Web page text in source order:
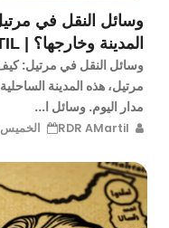
وسائل النقل في
المدينة وخارجها؟ | AMARTIL
وسائل النقل في مرتيل: كيف
مرتيل، هذه المدينة
مدار اليوم. وسائل ا...
الخميس، 2 يناير 2025 —